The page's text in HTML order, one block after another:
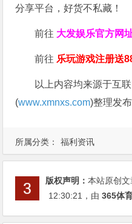
所属分类： 福利资讯
分享平台，好货不私藏！
前往 大发娱乐官方网
前往 乐玩游戏注册送
以上内容均来源于互
(www.xmnxs.com)整理发布
版权声明：本站原创
12:30:21 ，由365体